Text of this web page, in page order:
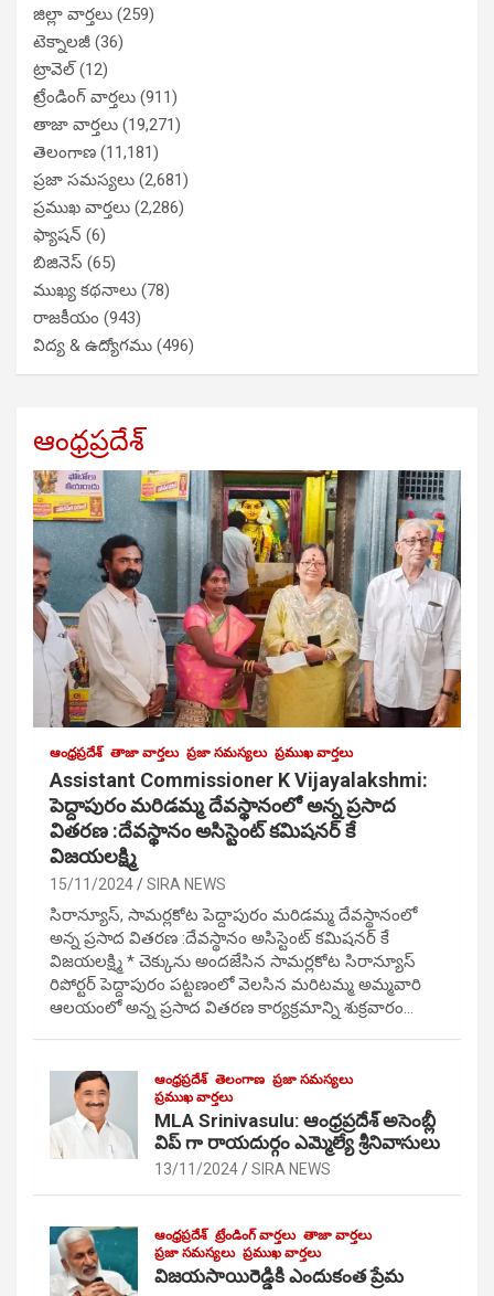
జిల్లా వార్తలు (259)
టెక్నాలజీ (36)
ట్రావెల్(12)
ట్రేండింగ్ వార్తలు (911)
తాజా వార్తలు (19,271)
తెలంగాణ (11,181)
ప్రజా సమస్యలు (2,681)
ప్రముఖ వార్తలు (2,286)
ఫ్యాషన్ (6)
బిజినెస్ (65)
ముఖ్య కథనాలు (78)
రాజకీయం (943)
విద్య & ఉద్యోగము (496)
ఆంధ్రప్రదేశ్
ఆంధ్రప్రదేశ్ తాజా వార్తలు ప్రజా సమస్యలు ప్రముఖ వార్తలు
Assistant Commissioner K Vijayalakshmi:
పెద్దాపురం మరిడమ్మ దేవస్థానంలో అన్న ప్రసాద
వితరణ :దేవస్థానం అసిస్టెంట్ కమిషనర్ కే
విజయలక్ష్మి
15/11/2024 SIRA NEWS
సిరాన్యూస్, సామర్లకోట పెద్దాపురం మరిడమ్మ దేవస్థానంలో
అన్న ప్రసాద వితరణ :దేవస్థానం అసిస్టెంట్ కమిషనర్ కే
విజయలక్ష్మి * చెక్కును అందజేసిన సామర్లకోట సిరాన్యూస్
రిపోర్టర్ పెద్దాపురం పట్టణంలో వెలసిన మరిటమ్మ అమ్మవారి
ఆలయంలో అన్న ప్రసాద వితరణ కార్యక్రమాన్ని శుక్రవారం…
ఆంధ్రప్రదేశ్ తెలంగాణ ప్రజా సమస్యలు
ప్రముఖ వార్తలు
MLA Srinivasulu: ఆంధ్రప్రదేశ్ అసెంబ్లీ
విప్ గా రాయదుర్గం ఎమ్మెల్యే శ్రీనివాసులు
13/11/2024 SIRA NEWS
ఆంధ్రప్రదేశ్ ట్రేండింగ్ వార్తలు తాజా వార్తలు
ప్రజా సమస్యలు ప్రముఖ వార్తలు
విజయసాయిరెడ్డికి ఎందుకంత ప్రేమ